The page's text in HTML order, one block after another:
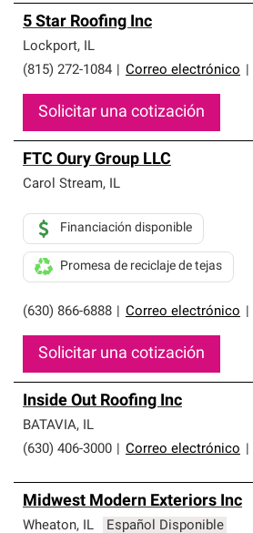
5 Star Roofing Inc
Lockport, IL
(815) 272-1084
Correo electrónico
Solicitar una cotización
FTC Oury Group LLC
Carol Stream, IL
(630) 866-6888 Correo electrónico
Financiación disponible
Promesa de reciclaje de tejas
Solicitar una cotización
Inside Out Roofing Inc
BATAVIA, IL
(630) 406-3000
Correo electrónico
Midwest Modern Exteriors Inc
Wheaton, IL Español Disponible